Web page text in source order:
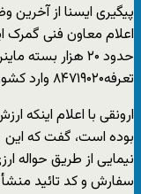
پیگیری ایسنا از آخرین
اعلام معاون فنی گمرک
تعرفه۸۴۷۱۹۰۲۰ وارد کشور شده است.
بوده است، گفت که این
نیمایی از طریق حواله
سفارش و کد تائید